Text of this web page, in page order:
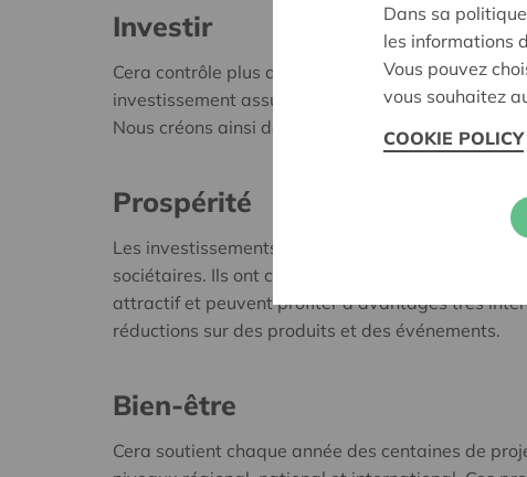
Investir
Cera contrôle plus de 22 % des actions du KBC
investissement assure la stabilité et le
Nous créons ainsi des opportunités d'emploi direct
Prospérité
Les investissements de Cera apportent plus de
sociétaires. Ils ont chaque année la perspective
attractif et peuvent profiter d’avantages très
réductions sur des produits et des événements.
Bien-être
Cera soutient chaque année des centaines de
Dans sa
les informations
Vous pouvez
vous souhaitez
COOKIE POLICY